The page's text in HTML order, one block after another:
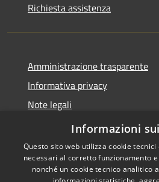
Richiesta assistenza
Amministrazione trasparente
Informativa privacy
Note legali
Dichiarazione di accessibilità
Informazioni
Questo sito web utilizza cookie
necessari al corretto funzionamento
nonché un cookie tecnico analitico